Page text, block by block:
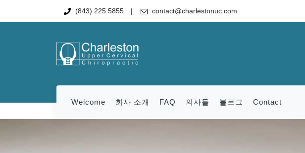
(843) 225 5855 contact@charlestonuc.com
Welcome 회사 소개 FAQ 의사들 블로그 Contact